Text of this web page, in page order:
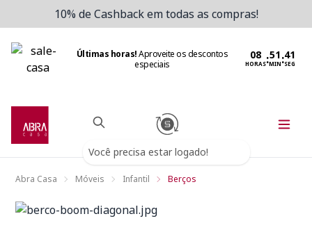
10% de Cashback em todas as compras!
Últimas horas!Aproveite os descontos
especiais
HORAS:MIN:SEG
Você precisa estar logado!
Abra Casa Móveis Infantil Berços